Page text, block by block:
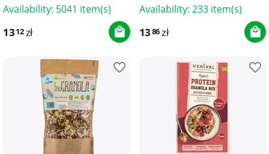
Availability: 5041 item(s)
1312zł
Availability: 233 item(s)
1386zł